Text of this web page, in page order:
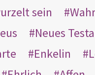
sein
Neues
Enkelin